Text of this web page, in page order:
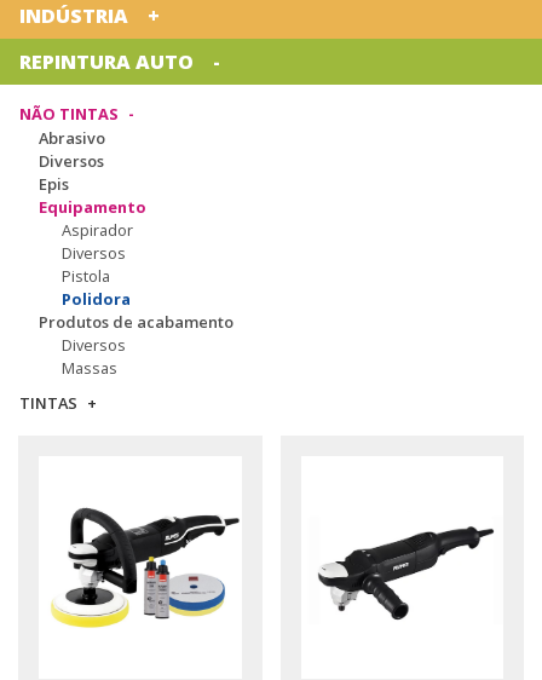
INDÚSTRIA
REPINTURA AUTO
NÃO TINTAS
Abrasivo
Diversos
Epis
Equipamento
Aspirador
Diversos
Pistola
Polidora
Produtos de acabamento
Diversos
Massas
TINTAS